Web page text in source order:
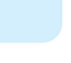
Telefonanruf,
Ihr E-Mail-